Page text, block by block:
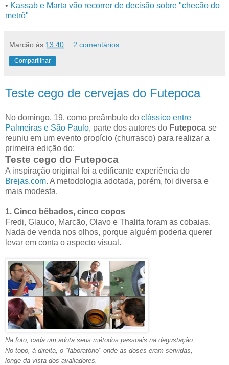
• Kassab e Marta vão recorrer de decisão sobre "checão do
metrô"
Marcão às 13:40 2 comentários:
Compartilhar
Teste cego de cervejas do Futepoca
No domingo, 19, como preâmbulo do clássico entre
Palmeiras e São Paulo, parte dos autores do Futepoca se
reuniu em um evento propício (churrasco) para realizar a
primeira edição do:
Teste cego do Futepoca
A inspiração original foi a edificante experiência do
Brejas.com. A metodologia adotada, porém, foi diversa e
mais modesta.
1. Cinco bêbados, cinco copos
Fredi, Glauco, Marcão, Olavo e Thalita foram as cobaias.
Nada de venda nos olhos, porque alguém poderia querer
levar em conta o aspecto visual.
Na foto, cada um adota seus métodos pessoais na degustação.
No topo, à direita, o "laboratório" onde as doses eram servidas,
longe da vista dos avaliadores.